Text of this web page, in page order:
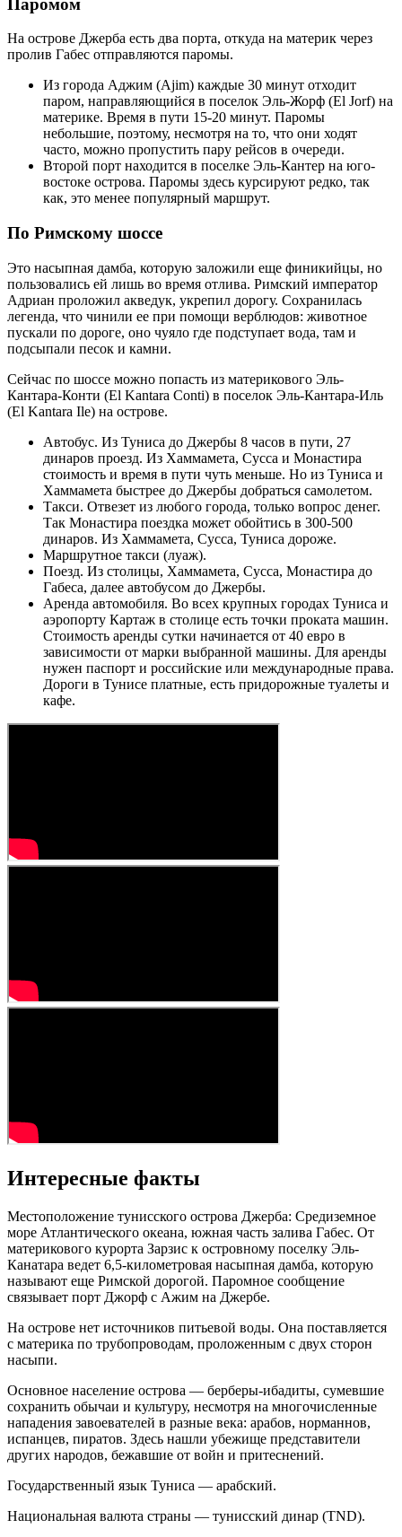
На острове Джерба есть два порта, откуда на материк через
пролив Габес отправляются паромы.
Из города Аджим (Ajim) каждые 30 минут отходит
паром, направляющийся в поселок Эль-Жорф (El Jorf) на
материке. Время в пути 15-20 минут. Паромы
небольшие, поэтому, несмотря на то, что они ходят
часто, можно пропустить пару рейсов в очереди.
Второй порт находится в поселке Эль-Кантер на юго-
востоке острова. Паромы здесь курсируют редко, так
как, это менее популярный маршрут.
По Римскому шоссе
Это насыпная дамба, которую заложили еще финикийцы, но
пользовались ей лишь во время отлива. Римский император
Адриан проложил акведук, укрепил дорогу. Сохранилась
легенда, что чинили ее при помощи верблюдов: животное
пускали по дороге, оно чуяло где подступает вода, там и
подсыпали песок и камни.
Сейчас по шоссе можно попасть из материкового Эль-
Кантара-Конти (El Kantara Conti) в поселок Эль-Кантара-Иль
(El Kantara Ile) на острове.
Автобус. Из Туниса до Джербы 8 часов в пути, 27
динаров проезд. Из Хаммамета, Сусса и Монастира
стоимость и время в пути чуть меньше. Но из Туниса и
Хаммамета быстрее до Джербы добраться самолетом.
Такси. Отвезет из любого города, только вопрос денег.
Так Монастира поездка может обойтись в 300-500
динаров. Из Хаммамета, Сусса, Туниса дороже.
Маршрутное такси (луаж).
Поезд. Из столицы, Хаммамета, Сусса, Монастира до
Габеса, далее автобусом до Джербы.
Аренда автомобиля. Во всех крупных городах Туниса и
аэропорту Картаж в столице есть точки проката машин.
Стоимость аренды сутки начинается от 40 евро в
зависимости от марки выбранной машины. Для аренды
нужен паспорт и российские или международные права.
Дороги в Тунисе платные, есть придорожные туалеты и
кафе.
Интересные факты
Местоположение тунисского острова Джерба: Средиземное
море Атлантического океана, южная часть залива Габес. От
материкового курорта Зарзис к островному поселку Эль-
Канатара ведет 6,5-километровая насыпная дамба, которую
называют еще Римской дорогой. Паромное сообщение
связывает порт Джорф с Ажим на Джербе.
На острове нет источников питьевой воды. Она поставляется
с материка по трубопроводам, проложенным с двух сторон
насыпи.
Основное население острова — берберы-ибадиты, сумевшие
сохранить обычаи и культуру, несмотря на многочисленные
нападения завоевателей в разные века: арабов, норманнов,
испанцев, пиратов. Здесь нашли убежище представители
других народов, бежавшие от войн и притеснений.
Государственный язык Туниса — арабский.
Национальная валюта страны — тунисский динар (TND).